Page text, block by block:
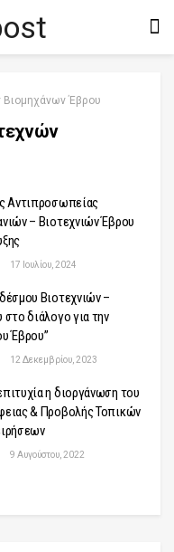
Έβρου
Αντιπροσωπείας
– Βιοτεχνιών Έβρου
17 Ιουλίου, 2024
Βιοτεχνιών –
διάλογο για την
Έβρου”
12 Δεκεμβρίου, 2023
η διοργάνωση του
& Προβολής Τοπικών
9 Αυγούστου, 2022